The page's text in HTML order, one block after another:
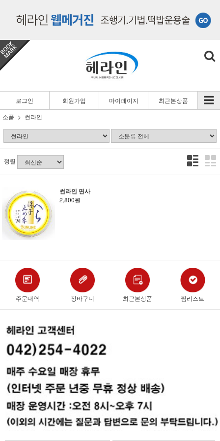
로그인 회원가입 마이페이지
최근본상품
소품
썬라인
정렬
썬라인 면사
2,800원
주문내역 장바구니 최근본상품 찜리스트